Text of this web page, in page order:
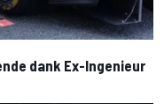
dank Ex-Ingenieur